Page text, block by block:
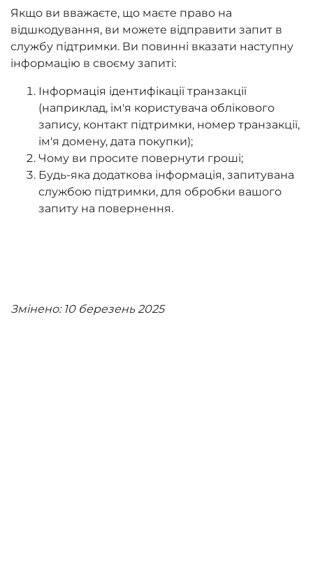
Якщо ви вважаєте, що маєте право на
відшкодування, ви можете відправити запит в
службу підтримки. Ви повинні вказати наступну
інформацію в своєму запиті:
Інформація ідентифікації транзакції
(наприклад, ім'я користувача облікового
запису, контакт підтримки, номер транзакції,
ім'я домену, дата покупки);
Чому ви просите повернути гроші;
Будь-яка додаткова інформація, запитувана
службою підтримки, для обробки вашого
запиту на повернення.
Змінено: 10 березень 2025